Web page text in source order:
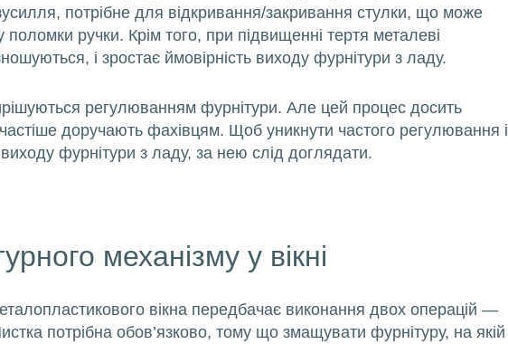
потрібне для відкривання/закривання стулки, що може
поломки ручки. Крім того, при підвищенні тертя металеві
і зростає ймовірність виходу фурнітури з ладу.
регулюванням фурнітури. Але цей процес досить
доручають фахівцям. Щоб уникнути частого регулювання і
фурнітури з ладу, за нею слід доглядати.
механізму у вікні
вікна передбачає виконання двох операцій —
потрібна обов’язково, тому що змащувати фурнітуру, на якій